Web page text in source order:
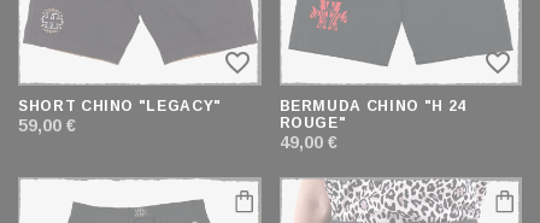
favorite_border
SHORT CHINO "LEGACY"
59,00 €
favorite_border
BERMUDA CHINO "H 24
ROUGE"
49,00 €